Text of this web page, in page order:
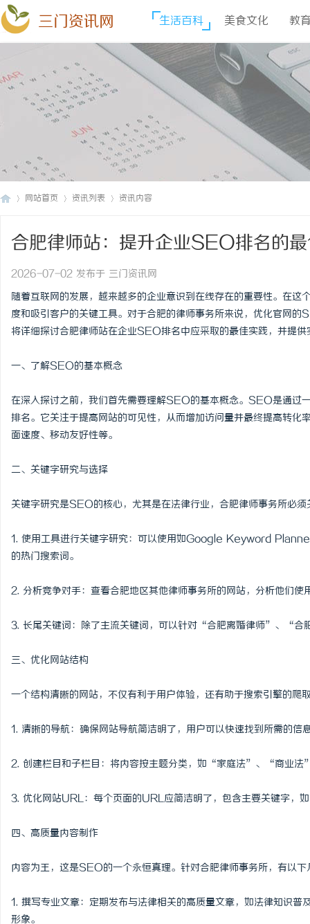
三门资讯网 生活百科 美食文化 教
网站首页 资讯列表 资讯内容
合肥律师站：提升企业SEO排名的
2026-07-02 发布于 三门资讯网
随着互联网的发展，越来越多的企业意识到在线存在的重要性。在
度和吸引客户的关键工具。对于合肥的律师事务所来说，优化官网
将详细探讨合肥律师站在企业SEO排名中应采取的最佳实践，并提供
一、了解SEO的基本概念
在深入探讨之前，我们首先需要理解SEO的基本概念。SEO是通过
排名。它关注于提高网站的可见性，从而增加访问量并最终提高转
面速度、移动友好性等。
二、关键字研究与选择
关键字研究是SEO的核心，尤其是在法律行业，合肥律师事务所必
1. 使用工具进行关键字研究：可以使用如Google Keyword
的热门搜索词。
2. 分析竞争对手：查看合肥地区其他律师事务所的网站，分析他们使
3. 长尾关键词：除了主流关键词，可以针对“合肥离婚律师”、“合
三、优化网站结构
一个结构清晰的网站，不仅有利于用户体验，还有助于搜索引擎的爬
1. 清晰的导航：确保网站导航简洁明了，用户可以快速找到所需的
2. 创建栏目和子栏目：将内容按主题分类，如“家庭法”、“商业
3. 优化网站URL：每个页面的URL应简洁明了，包含主要关键
四、高质量内容制作
内容为王，这是SEO的一个永恒真理。针对合肥律师事务所，有以下
1. 撰写专业文章：定期发布与法律相关的高质量文章，如法律知识
形象。